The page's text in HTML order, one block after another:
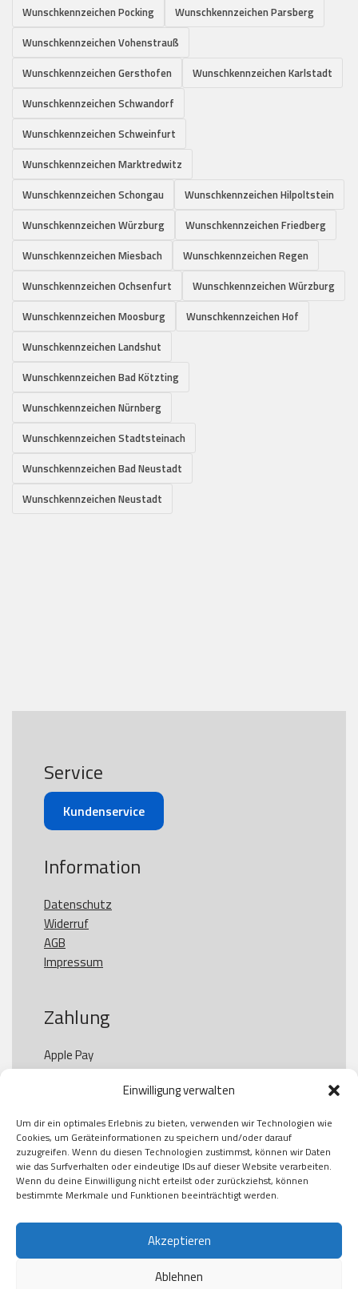
Einwilligung verwalten
Um dir ein optimales Erlebnis zu bieten, verwenden wir Technologien wie
Cookies, um Geräteinformationen zu speichern und/oder darauf
zuzugreifen. Wenn du diesen Technologien zustimmst, können wir Daten
wie das Surfverhalten oder eindeutige IDs auf dieser Website verarbeiten.
Wenn du deine Einwilligung nicht erteilst oder zurückziehst, können
bestimmte Merkmale und Funktionen beeinträchtigt werden.
Akzeptieren
Ablehnen
Wunschkennzeichen Pocking
Wunschkennzeichen Parsberg
Wunschkennzeichen Vohenstrauß
Wunschkennzeichen Gersthofen
Wunschkennzeichen Karlstadt
Wunschkennzeichen Schwandorf
Wunschkennzeichen Schweinfurt
Wunschkennzeichen Marktredwitz
Wunschkennzeichen Schongau
Wunschkennzeichen Hilpoltstein
Wunschkennzeichen Würzburg
Wunschkennzeichen Friedberg
Wunschkennzeichen Miesbach
Wunschkennzeichen Regen
Wunschkennzeichen Ochsenfurt
Wunschkennzeichen Würzburg
Wunschkennzeichen Moosburg
Wunschkennzeichen Hof
Wunschkennzeichen Landshut
Wunschkennzeichen Bad Kötzting
Wunschkennzeichen Nürnberg
Wunschkennzeichen Stadtsteinach
Wunschkennzeichen Bad Neustadt
Wunschkennzeichen Neustadt
Service
Kundenservice
Information
Datenschutz
Widerruf
AGB
Impressum
Zahlung
Apple Pay
Paypal
Kauf auf Rechung
Klarna
American Express